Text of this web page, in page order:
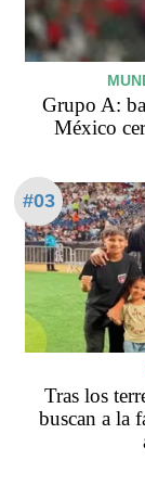
Grupo A:
México
#03
Tras los
buscan a la